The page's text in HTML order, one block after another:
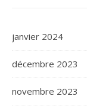
janvier 2024
décembre 2023
novembre 2023